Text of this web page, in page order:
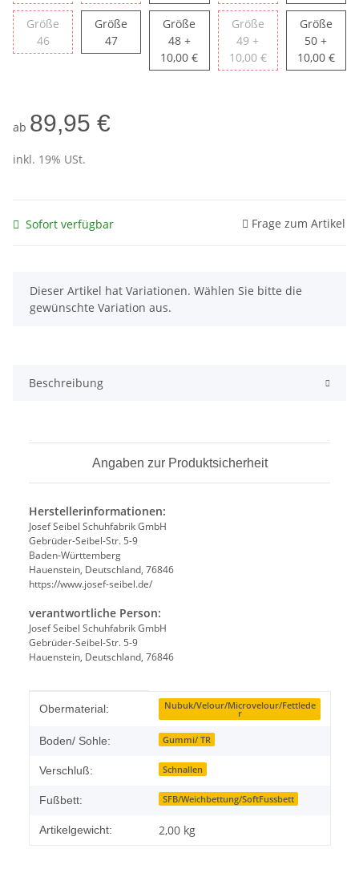
Größe
46Größe 46
Größe
47Größe 47
Größe
48 Größe 48
+
10,00 €
Größe
49 Größe 49
+
10,00 €
Größe
50Größe
+
10,00 €
ab 89,95 €
inkl. 19% USt.
Sofort verfügbar Frage zum Artikel
x
Dieser Artikel hat Variationen. Wählen Sie bitte die
gewünschte Variation aus.
Beschreibung
Angaben zur Produktsicherheit
Herstellerinformationen:
Josef Seibel Schuhfabrik GmbH
Gebrüder-Seibel-Str. 5-9
Baden-Württemberg
Hauenstein, Deutschland, 76846
https://www.josef-seibel.de/
verantwortliche Person:
Josef Seibel Schuhfabrik GmbH
Gebrüder-Seibel-Str. 5-9
Hauenstein, Deutschland, 76846
Produkteigenschaft
Wert
Obermaterial: Nubuk/Velour/Microvelour/Fettlede
r
Boden/ Sohle: Gummi/ TR
Verschluß: Schnallen
Fußbett: SFB/Weichbettung/SoftFussbett
Artikelgewicht: 2,00 kg